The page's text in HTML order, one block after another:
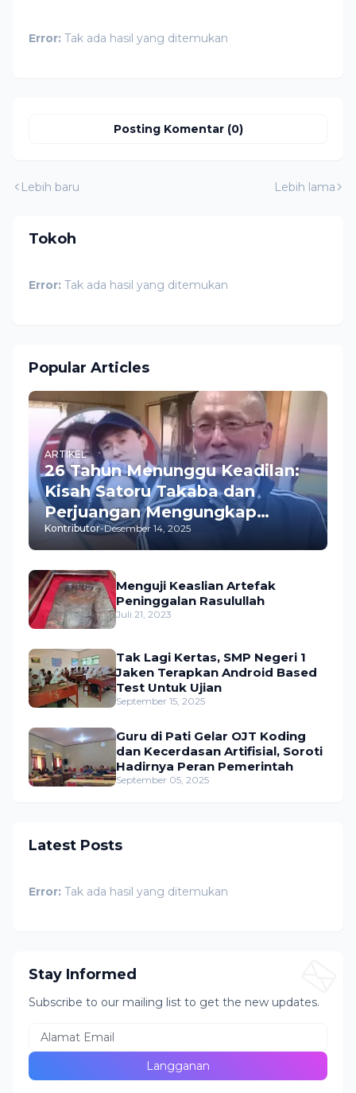
Error: Tak ada hasil yang ditemukan
Posting Komentar (0)
Lebih baru Lebih lama
Tokoh
Error: Tak ada hasil yang ditemukan
Popular Articles
ARTIKEL
26 Tahun Menunggu Keadilan:
Kisah Satoru Takaba dan
Perjuangan Mengungkap
Pembunuhan Istrinya
Kontributor-Desember 14, 2025
Menguji Keaslian Artefak
Peninggalan Rasulullah
Juli 21, 2023
Tak Lagi Kertas, SMP Negeri 1
Jaken Terapkan Android Based
Test Untuk Ujian
September 15, 2025
Guru di Pati Gelar OJT Koding
dan Kecerdasan Artifisial, Soroti
Hadirnya Peran Pemerintah
September 05, 2025
Latest Posts
Error: Tak ada hasil yang ditemukan
Stay Informed
Subscribe to our mailing list to get the new updates.